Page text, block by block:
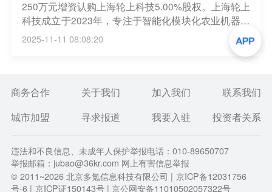
250万元增资认购上海轮上科技5.00%股权。上海轮上
科技成立于2023年，专注于智能化模块化农业机器人
（AgriBot）的研发及产业化，采用统一的平台化、模
块化底盘架构，研发电动化、智能化的农业机器人产
2025-11-11 08:08:20
商务合作 关于我们 加入我们
联系我们
城市加盟
寻求报道 我要入驻 投资者关系
违法和不良信息、未成年人保护举报电话：010-89650707
举报邮箱：jubao@36kr.com 网上有害信息举报
© 2011~2026北京多氪信息科技有限公司 | 京ICP备12031756
号-6 | 京ICP证150143号 | 京公网安备11010502057322号